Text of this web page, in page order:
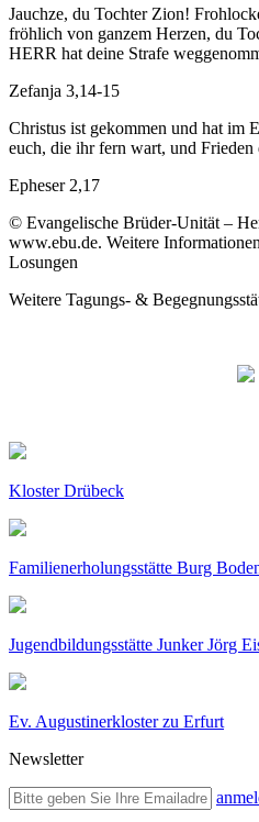
Jauchze, du Tochter Zion!
fröhlich von ganzem Herzen, du
HERR hat deine Strafe
Zefanja 3,14-15
Christus ist gekommen und hat im
euch, die ihr fern wart, und Frieden
Epheser 2,17
© Evangelische Brüder-Unität –
www.ebu.de. Weitere
Losungen
Weitere Tagungs- &
Kloster Drübeck
Familienerholungsstätte Burg
Jugendbildungsstätte Junker Jörg
Ev. Augustinerkloster zu Erfurt
Newsletter